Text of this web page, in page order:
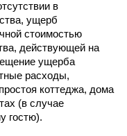
в
ущерб
стоимостью
действующей на
ущерба
расходы,
коттеджа, дома
(в случае
гостю).